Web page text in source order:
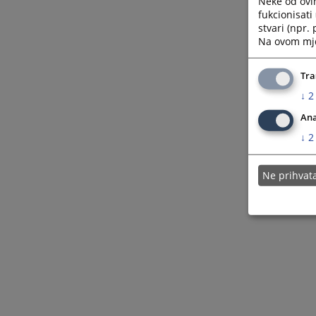
fukcionisati
stvari (npr.
Na ovom
↓ 2
↓ 2
Ne